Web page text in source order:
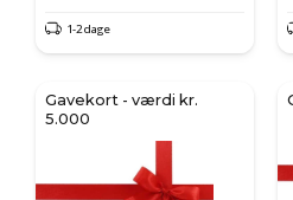
1-2 dage
Gavekort - værdi kr.
5.000